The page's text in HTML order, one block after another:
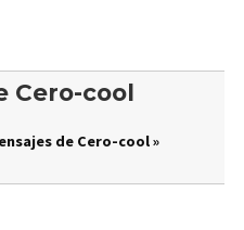
Cero-cool
de Cero-cool »